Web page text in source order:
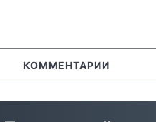
КОММЕНТАРИИ